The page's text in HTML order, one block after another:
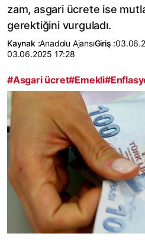
zam, asgari ücrete ise
gerektiğini vurguladı.
Kaynak :Anadolu AjansıGiriş :
03.06.2025 17:28
#Asgari ücret#Emekli